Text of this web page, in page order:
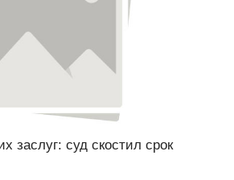
заслуг: суд скостил срок